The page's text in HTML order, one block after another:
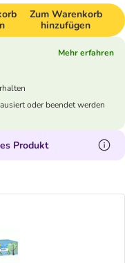
Zum Warenkorb
hinzufügen
Mehr erfahren
oder beendet werden
Produkt